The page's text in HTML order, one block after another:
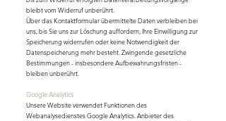
bleibt vom Widerruf unberührt.
Über das Kontaktformular übermittelte Daten verbleiben bei
uns, bis Sie uns zur Löschung auffordern, Ihre Einwilligung zur
Speicherung widerrufen oder keine Notwendigkeit der
Datenspeicherung mehr besteht. Zwingende gesetzliche
Bestimmungen - insbesondere Aufbewahrungsfristen -
bleiben unberührt.
Google Analytics
Unsere Website verwendet Funktionen des
Webanalysedienstes Google Analytics. Anbieter des